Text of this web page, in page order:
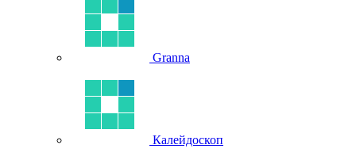
Granna
Калейдоскоп